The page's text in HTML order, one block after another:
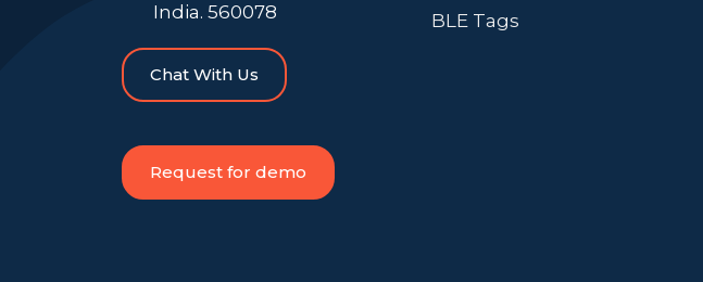
India. 560078
Chat With Us
Request for demo
BLE Tags